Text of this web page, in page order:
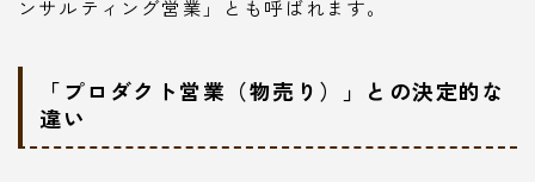
ンサルティング営業」とも呼ばれます。
「プロダクト営業（物売り）」との決定的な
違い